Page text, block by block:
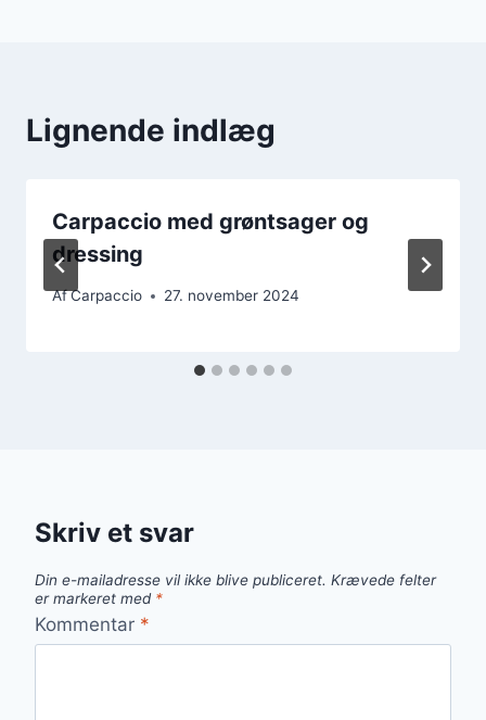
Lignende indlæg
Carpaccio med grøntsager og
dressing
AfCarpaccio 27. november 2024
Skriv et svar
Din e-mailadresse vil ikke blive publiceret. Krævede felter
er markeret med *
Kommentar *